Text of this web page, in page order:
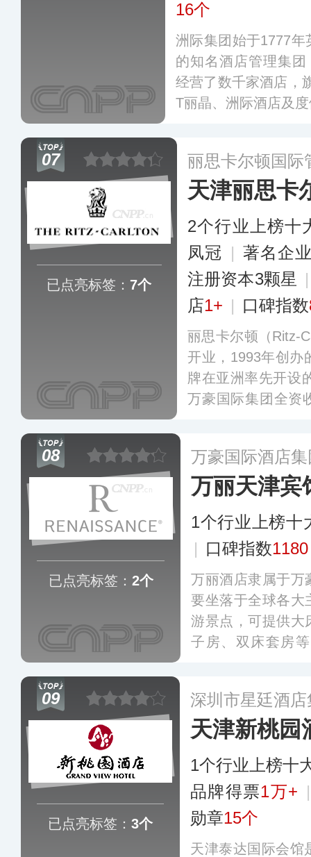
16个
洲际集团始于1777
的知名酒店管理集
经营了数千家酒店，
T丽晶、洲际酒店及
长住系列定位，可满
07
已点亮标签： 7个
丽思卡尔顿国际
天津丽思卡
2个行业上榜十
凤冠 | 著名企
注册资本3颗星
店1+ | 口碑指数
丽思卡尔顿（Ritz-
开业，1993年创办
牌在亚洲率先开设
万豪国际集团全资
08
已点亮标签： 2个
万豪国际酒店
万丽天津宾
1个行业上榜十
| 口碑指数1180
万丽酒店隶属于万
要坐落于全球各大
游景点，可提供大
子房、双床套房
09
已点亮标签： 3个
深圳市星廷酒
天津新桃园
1个行业上榜十
品牌得票1万+
勋章15个
天津泰达国际会馆